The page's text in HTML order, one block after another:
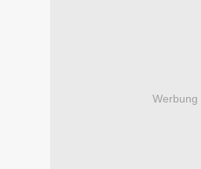
Werbung